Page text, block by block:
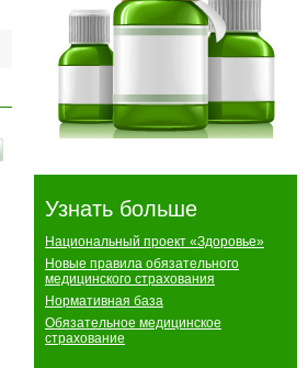
Узнать больше
Национальный проект «Здоровье»
Новые правила обязательного
медицинского страхования
Нормативная база
Обязательное медицинское
страхование